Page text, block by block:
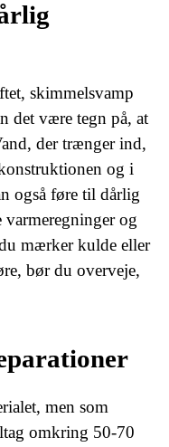
skimmelsvamp
det være tegn på, at
der trænger ind,
og i
også føre til dårlig
og
mærker kulde eller
bør du overveje,
men som
omkring 50-70